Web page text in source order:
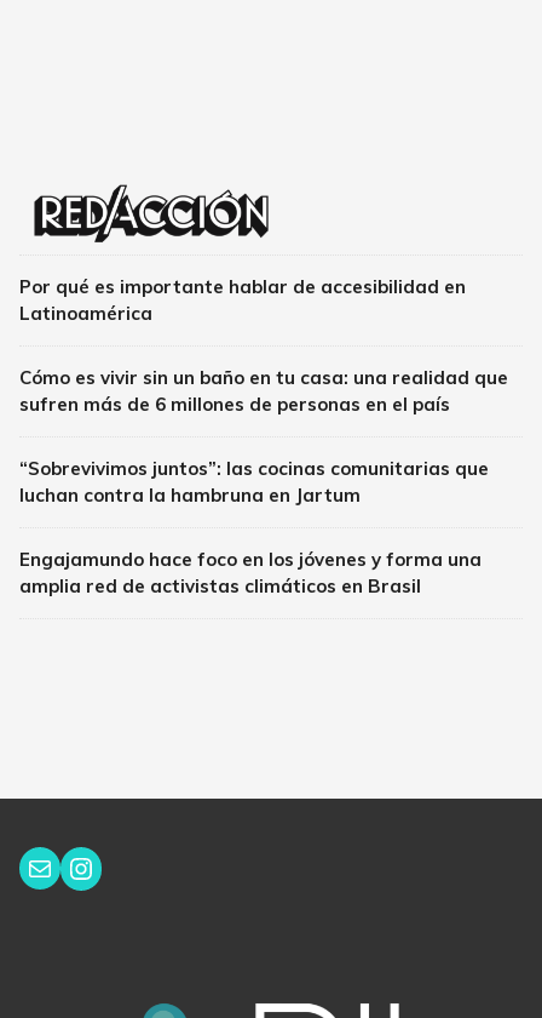
Por qué es importante hablar de accesibilidad en
Latinoamérica
Cómo es vivir sin un baño en tu casa: una realidad que
sufren más de 6 millones de personas en el país
“Sobrevivimos juntos”: las cocinas comunitarias que
luchan contra la hambruna en Jartum
Engajamundo hace foco en los jóvenes y forma una
amplia red de activistas climáticos en Brasil
Correo electrónico
Instagram